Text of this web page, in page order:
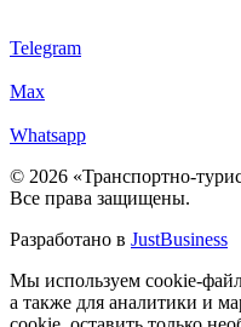
Telegram
Max
Whatsapp
© 2026 «Транспортно-
Все права защищены.
Разработано в JustBusiness
Мы используем cookie-
а также для аналитики и